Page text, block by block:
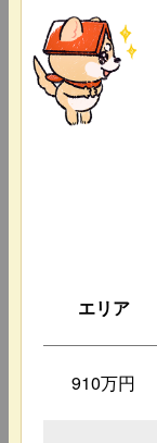
エリア
910万円